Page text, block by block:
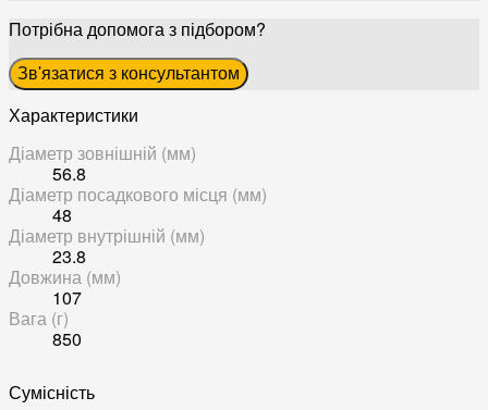
Потрібна допомога з підбором?
Зв'язатися з консультантом
Характеристики
Діаметр зовнішній (мм)
56.8
Діаметр посадкового місця (мм)
48
Діаметр внутрішній (мм)
23.8
Довжина (мм)
107
Вага (г)
850
Сумісність